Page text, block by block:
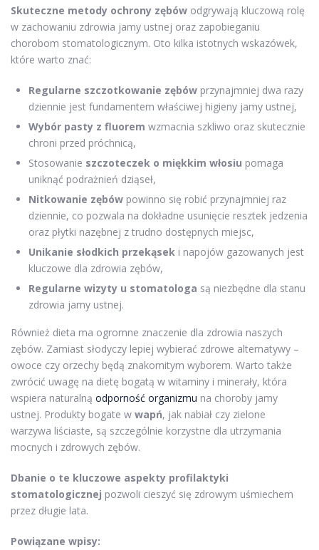
Skuteczne metody ochrony zębów odgrywają kluczową rolę
w zachowaniu zdrowia jamy ustnej oraz zapobieganiu
chorobom stomatologicznym. Oto kilka istotnych wskazówek,
które warto znać:
Regularne szczotkowanie zębów przynajmniej dwa razy
dziennie jest fundamentem właściwej higieny jamy ustnej,
Wybór pasty z fluorem wzmacnia szkliwo oraz skutecznie
chroni przed próchnicą,
Stosowanie szczoteczek o miękkim włosiu pomaga
uniknąć podrażnień dziąseł,
Nitkowanie zębów powinno się robić przynajmniej raz
dziennie, co pozwala na dokładne usunięcie resztek jedzenia
oraz płytki nazębnej z trudno dostępnych miejsc,
Unikanie słodkich przekąsek i napojów gazowanych jest
kluczowe dla zdrowia zębów,
Regularne wizyty u stomatologa są niezbędne dla stanu
zdrowia jamy ustnej.
Również dieta ma ogromne znaczenie dla zdrowia naszych
zębów. Zamiast słodyczy lepiej wybierać zdrowe alternatywy –
owoce czy orzechy będą znakomitym wyborem. Warto także
zwrócić uwagę na dietę bogatą w witaminy i minerały, która
wspiera naturalną odporność organizmu na choroby jamy
ustnej. Produkty bogate w wapń, jak nabiał czy zielone
warzywa liściaste, są szczególnie korzystne dla utrzymania
mocnych i zdrowych zębów.
Dbanie o te kluczowe aspekty profilaktyki
stomatologicznej pozwoli cieszyć się zdrowym uśmiechem
przez długie lata.
Powiązane wpisy: